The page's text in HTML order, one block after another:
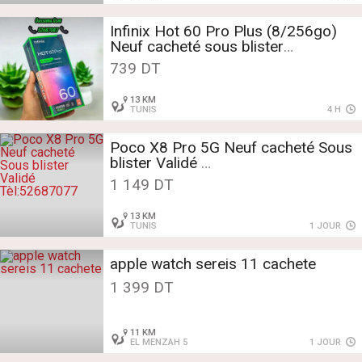
Infinix Hot 60 Pro Plus (8/256go)
Neuf cacheté sous blister
Tél:52687077📞
739 DT
13 KM
TUNIS
4 H
Poco X8 Pro 5G Neuf cacheté Sous
blister Validé
Tèl:52687077
1 149 DT
13 KM
TUNIS
1 JOUR
apple watch sereis 11 cachete
1 399 DT
11 KM
EL MENZAH 5
1 JOUR